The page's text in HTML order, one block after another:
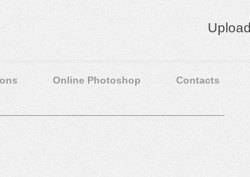
Upload
Online Photoshop Contacts